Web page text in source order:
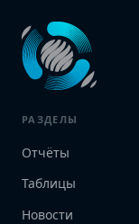
РАЗДЕЛЫ
Отчёты
Таблицы
Новости